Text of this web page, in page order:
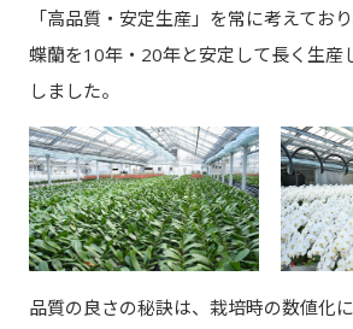
「高品質・安定生産」を常に考えてお
蝶蘭を10年・20年と安定して長く生産
しました。
品質の良さの秘訣は、栽培時の数値化